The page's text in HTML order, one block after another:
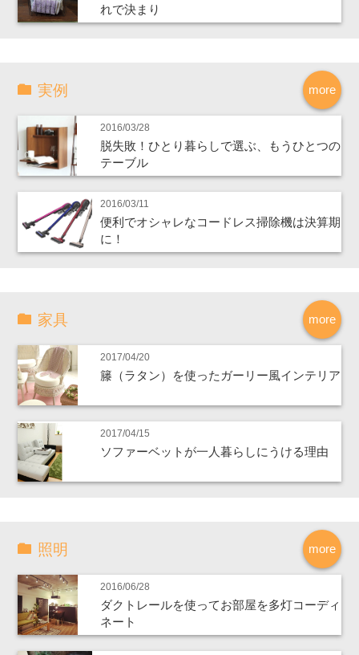
れで決まり
more
実例
2016/03/28
脱失敗！ひとり暮らしで選ぶ、もうひとつの
テーブル
2016/03/11
便利でオシャレなコードレス掃除機は決算期
に！
more
家具
2017/04/20
籐（ラタン）を使ったガーリー風インテリア
2017/04/15
ソファーベットが一人暮らしにうける理由
more
照明
2016/06/28
ダクトレールを使ってお部屋を多灯コーディ
ネート